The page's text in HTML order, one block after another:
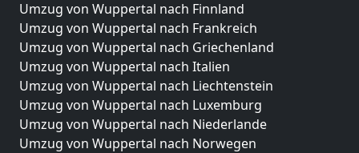
Umzug von Wuppertal nach Finnland
Umzug von Wuppertal nach Frankreich
Umzug von Wuppertal nach Griechenland
Umzug von Wuppertal nach Italien
Umzug von Wuppertal nach Liechtenstein
Umzug von Wuppertal nach Luxemburg
Umzug von Wuppertal nach Niederlande
Umzug von Wuppertal nach Norwegen